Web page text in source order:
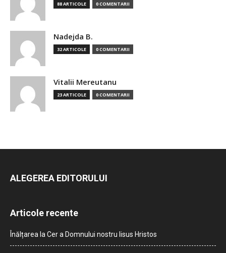
88 ARTICOLE 0 COMENTARII
Nadejda B.
32 ARTICOLE 0 COMENTARII
Vitalii Mereutanu
23 ARTICOLE 0 COMENTARII
ALEGEREA EDITORULUI
Articole recente
Înălțarea la Cer a Domnului nostru Iisus Hristos